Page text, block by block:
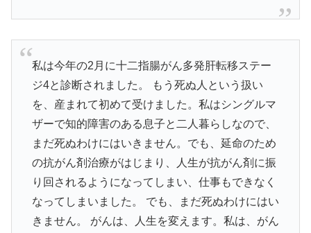
私は今年の2月に十二指腸がん多発肝転移ステー
ジ4と診断されました。 もう死ぬ人という扱い
を、産まれて初めて受けました。私はシングルマ
ザーで知的障害のある息子と二人暮らしなので、
まだ死ぬわけにはいきません。でも、延命のため
の抗がん剤治療がはじまり、人生が抗がん剤に振
り回されるようになってしまい、仕事もできなく
なってしまいました。 でも、まだ死ぬわけにはい
きません。 がんは、人生を変えます。私は、がん